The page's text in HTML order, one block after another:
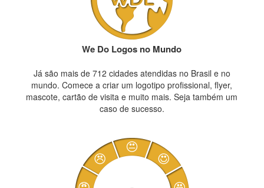
We Do Logos no Mundo
Já são mais de 712 cidades atendidas no Brasil e no
mundo. Comece a criar um logotipo profissional, flyer,
mascote, cartão de visita e muito mais. Seja também um
caso de sucesso.